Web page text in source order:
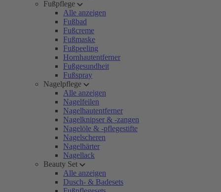
Fußpflege
Alle anzeigen
Fußbad
Fußcreme
Fußmaske
Fußpeeling
Hornhautentferner
Fußgesundheit
Fußspray
Nagelpflege
Alle anzeigen
Nagelfeilen
Nagelhautentferner
Nagelknipser & -zangen
Nagelöle & -pflegestifte
Nagelscheren
Nagelhärter
Nagellack
Beauty Set
Alle anzeigen
Dusch- & Badesets